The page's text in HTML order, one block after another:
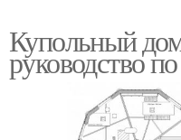
Купольный
руководство